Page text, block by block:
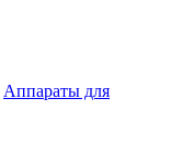
Аппараты для